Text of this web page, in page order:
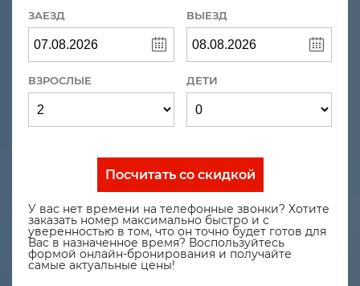
ЗАЕЗД ВЫЕЗД
ВЗРОСЛЫЕ ДЕТИ
Посчитать со скидкой
У вас нет времени на телефонные звонки? Хотите
заказать номер максимально быстро и с
уверенностью в том, что он точно будет готов для
Вас в назначенное время? Воспользуйтесь
формой онлайн-бронирования и получайте
самые актуальные цены!